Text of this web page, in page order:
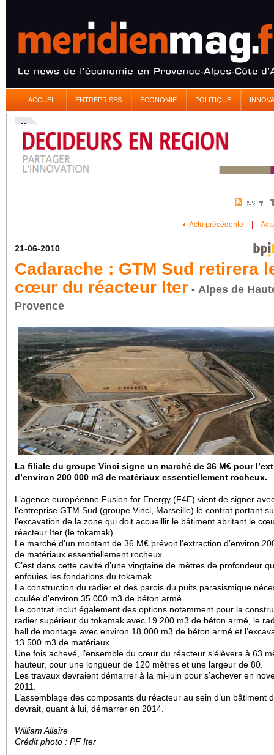
ACCUEIL ENTREPRISES ECONOMIE POLITIQUE
Actu précédente
21-06-2010
Cadarache : GTM Sud retirera
cœur du réacteur Iter - Alpes de
Provence
La filiale du groupe Vinci signe un marché de 36 M€ pour
d’environ 200 000 m3 de matériaux essentiellement rocheux.
L’agence européenne Fusion for Energy (F4E) vient de signer
l’entreprise GTM Sud (groupe Vinci, Marseille) le contrat portant
l’excavation de la zone qui doit accueillir le bâtiment abritant le
réacteur Iter (le tokamak).
Le marché d’un montant de 36 M€ prévoit l’extraction d’environ
de matériaux essentiellement rocheux.
C’est dans cette cavité d’une vingtaine de mètres de profondeur
enfouies les fondations du tokamak.
La construction du radier et des parois du puits parasismique
coulée d'environ 35 000 m3 de béton armé.
Le contrat inclut également des options notamment pour la
radier supérieur du tokamak avec 19 200 m3 de béton armé, le
hall de montage avec environ 18 000 m3 de béton armé et
13 500 m3 de matériaux.
Une fois achevé, l’ensemble du cœur du réacteur s’élèvera à 63
hauteur, pour une longueur de 120 mètres et une largeur de 80.
Les travaux devraient démarrer à la mi-juin pour s’achever en
2011.
L’assemblage des composants du réacteur au sein d’un bâtiment
devrait, quant à lui, démarrer en 2014.
William Allaire
Crédit photo : PF Iter